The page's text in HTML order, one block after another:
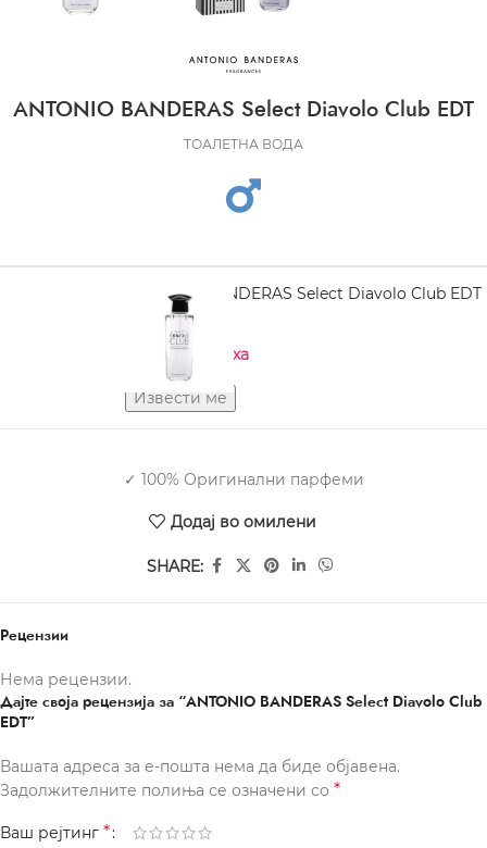
ANTONIO BANDERAS Select Diavolo Club EDT
ТОАЛЕТНА ВОДА
ANTONIO BANDERAS Select Diavolo Club EDT
100 ml
Нема на залиха
✓ 100% Оригинални парфеми
Додај во омилени
SHARE:
Рецензии
Нема рецензии.
Дајте своја рецензија за “ANTONIO BANDERAS Select Diavolo Club
EDT”
Вашата адреса за е-пошта нема да биде објавена.
Задолжителните полиња се означени со *
Ваш рејтинг *